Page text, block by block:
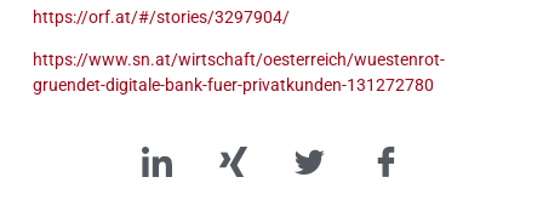
https://orf.at/#/stories/3297904/
https://www.sn.at/wirtschaft/oesterreich/wuestenrot-
gruendet-digitale-bank-fuer-privatkunden-131272780